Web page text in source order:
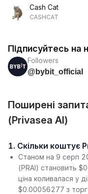
Cash Cat
CASHCAT
Підписуйтесь на
Followers
@bybit_official
Поширені
(Privasea AI)
1. Скільки коштує
Станом на 9 серп
(PRAI) становить
ціна коливалася у
$0.00056277 з